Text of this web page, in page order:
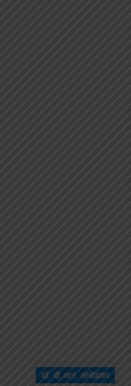
डॉ. बी.आर. अम्बेडकर